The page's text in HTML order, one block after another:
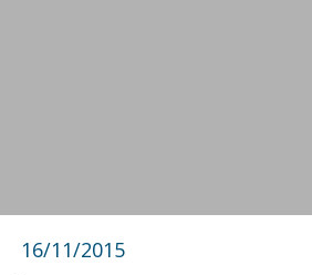
16/11/2015